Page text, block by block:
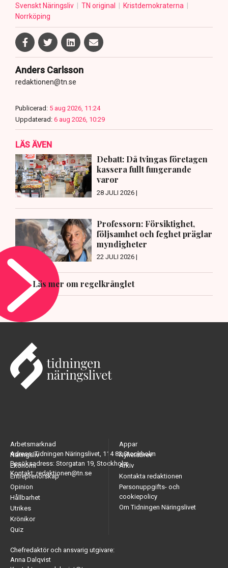
Svenskt Näringsliv
TN original
Kristdemokraterna
Norrköping
Anders Carlsson
redaktionen@tn.se
Publicerad: 5 aug 2026, 11:24
Uppdaterad: 6 aug 2026, 10:29
LÄS ÄVEN
Debatt: Då tvingas företagen
kassera fullt fungerande
varor
28 JULI 2026 |
Professorn: Försiktighet,
följsamhet och feghet präglar
myndigheter
22 JULI 2026 |
Läs mer om regelkrånglet
Adress: Tidningen Näringslivet, 114 82 Stockholm
Besöksadress: Storgatan 19, Stockholm
Kontakt: redaktionen@tn.se
Arbetsmarknad
Näringsliv
Ekonomi
Entreprenörskap
Opinion
Hållbarhet
Utrikes
Krönikor
Quiz
Appar
Nyhetsbrev
Arkiv
Kontakta redaktionen
Personuppgifts- och
cookiepolicy
Om Tidningen Näringslivet
Chefredaktör och ansvarig utgivare:
Anna Dalqvist